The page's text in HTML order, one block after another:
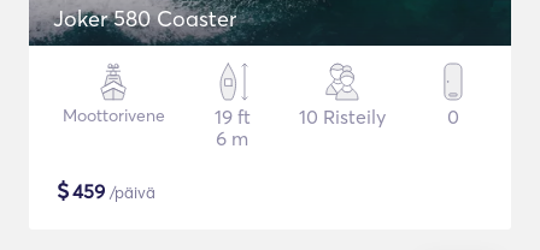
Joker 580 Coaster
Moottorivene
19 ft
6 m
10 Risteily 0
$459 /päivä